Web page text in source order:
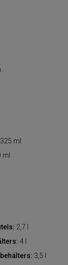
325 ml
ml
2,7 l
4 l
3,5 l